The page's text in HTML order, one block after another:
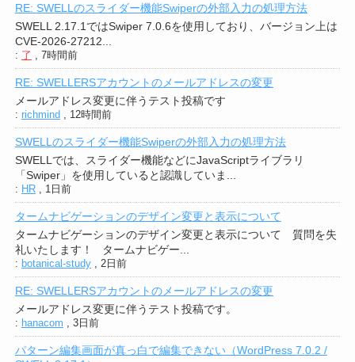
RE: SWELLのスライダー機能Swiperの外部入力の処理方法
SWELL 2.17.1ではSwiper 7.0.6を使用しており、バージョン上は
CVE-2026-27212...
: 了 7時間前
RE: SWELLERSアカウントのメールアドレスの変更
メールアドレス変更に伴うテスト投稿です
: richmind 12時間前
SWELLのスライダー機能Swiperの外部入力の処理方法
SWELLでは、スライダー機能などにJavaScriptライブラリ
「Swiper」を使用していると認識していま...
: HR, 1日前
タームナビゲーションのデザイン変更と表示について
タームナビゲーションのデザイン変更と表示について 質問を失
礼いたします！ タームナビゲー...
: botanical-study, 2日前
RE: SWELLERSアカウントのメールアドレスの変更
メールアドレス変更に伴うテスト投稿です。
: hanacom 3日前
パターン編集画面が真っ白で編集できない（WordPress 7.0.2 /